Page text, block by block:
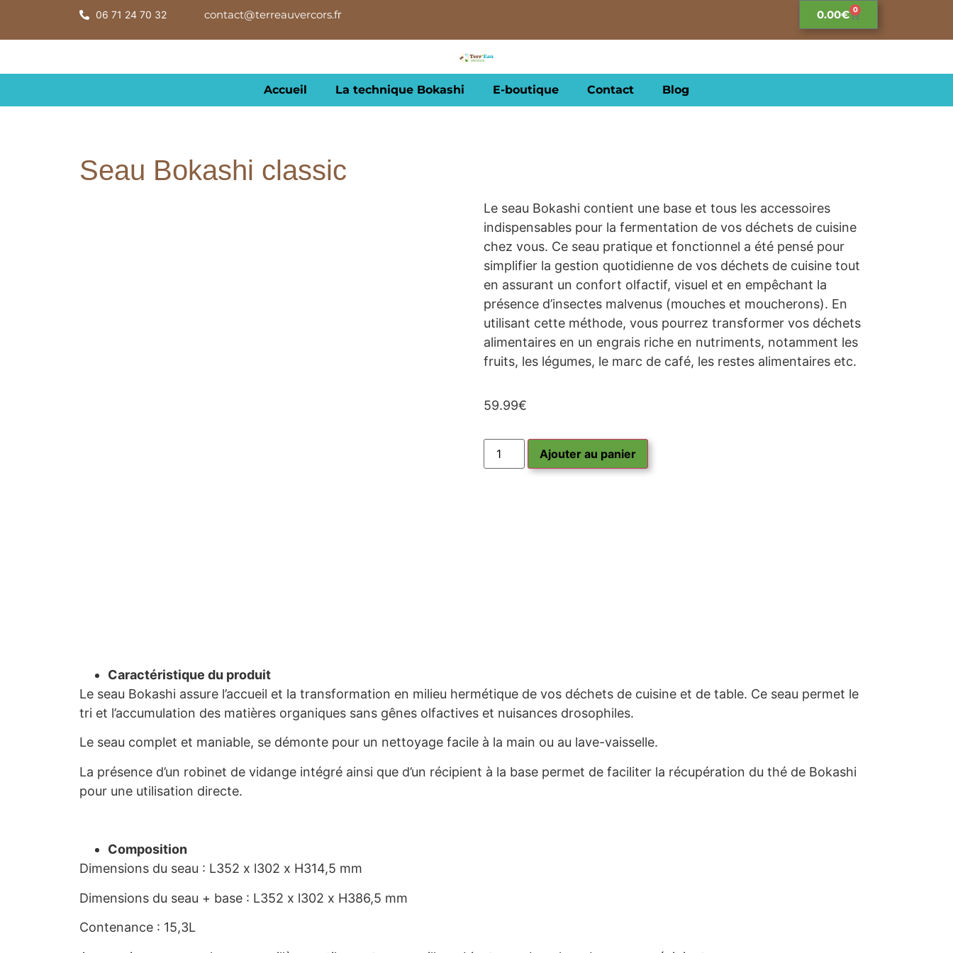
06 71 24 70 32 contact@terreauvercors.fr 0.00€ 0
Accueil La technique Bokashi E-boutique Contact Blog
Seau Bokashi classic
Le seau Bokashi contient une base et tous les accessoires
indispensables pour la fermentation de vos déchets de cuisine
chez vous. Ce seau pratique et fonctionnel a été pensé pour
simplifier la gestion quotidienne de vos déchets de cuisine tout
en assurant un confort olfactif, visuel et en empêchant la
présence d’insectes malvenus (mouches et moucherons). En
utilisant cette méthode, vous pourrez transformer vos déchets
alimentaires en un engrais riche en nutriments, notamment les
fruits, les légumes, le marc de café, les restes alimentaires etc.
59.99€
Ajouter au panier
Caractéristique du produit
Le seau Bokashi assure l’accueil et la transformation en milieu hermétique de vos déchets de cuisine et de table. Ce seau permet le
tri et l’accumulation des matières organiques sans gênes olfactives et nuisances drosophiles.
Le seau complet et maniable, se démonte pour un nettoyage facile à la main ou au lave-vaisselle.
La présence d’un robinet de vidange intégré ainsi que d’un récipient à la base permet de faciliter la récupération du thé de Bokashi
pour une utilisation directe.
Composition
Dimensions du seau : L352 x l302 x H314,5 mm
Dimensions du seau + base : L352 x l302 x H386,5 mm
Contenance : 15,3L